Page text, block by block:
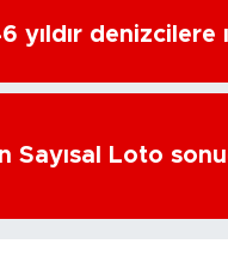
yıldır denizcilere
Sayısal Loto